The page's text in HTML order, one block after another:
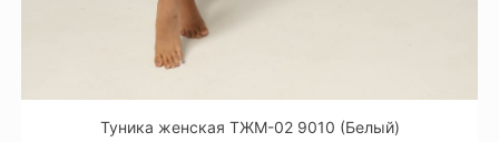
Туника женская ТЖМ-02 9010 (Белый)